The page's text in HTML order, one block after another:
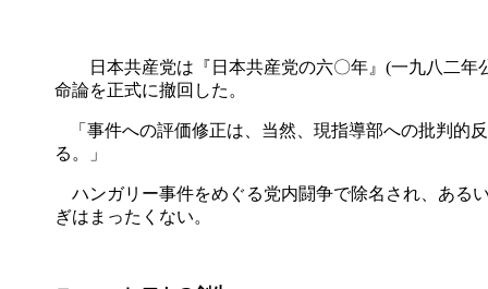
日本共産党は『日本共産党の六〇年』 (一九八二年
命論を正式に撤回した。
「事件への評価修正は、当然、現指導部への批判的
る。」
ハンガリー事件をめぐる党内闘争で除名され、ある
ぎはまったくない。